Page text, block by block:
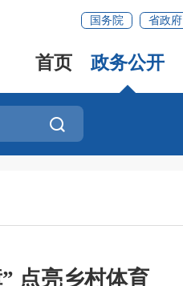
国务院 省政府
首页 政务公开
点亮乡村体育